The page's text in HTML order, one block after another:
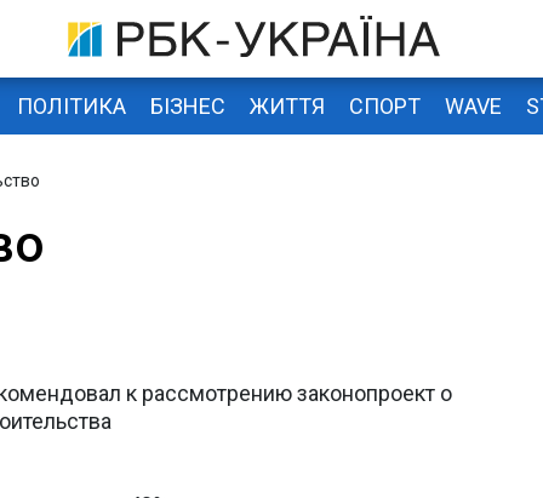
ПОЛІТИКА БІЗНЕС ЖИТТЯ СПОРТ WAVE
к рассмотрению законопроект о